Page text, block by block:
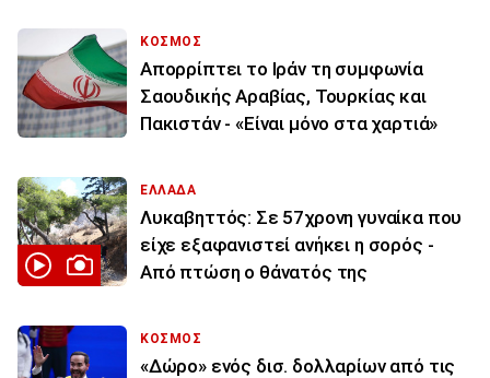
ΚΟΣΜΟΣ
Απορρίπτει το Ιράν τη συμφωνία
Σαουδικής Αραβίας, Τουρκίας και
Πακιστάν - «Είναι μόνο στα χαρτιά»
ΕΛΛΑΔΑ
Λυκαβηττός: Σε 57χρονη γυναίκα που
είχε εξαφανιστεί ανήκει η σορός -
Από πτώση ο θάνατός της
ΚΟΣΜΟΣ
«Δώρο» ενός δισ. δολλαρίων από τις